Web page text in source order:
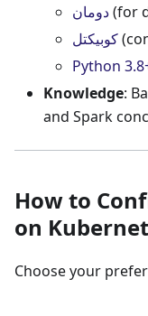
دومان(for
كوبيكتل
Python
Knowledge:
and Spark
How to
on
Choose your